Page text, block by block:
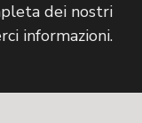
dei nostri
informazioni.